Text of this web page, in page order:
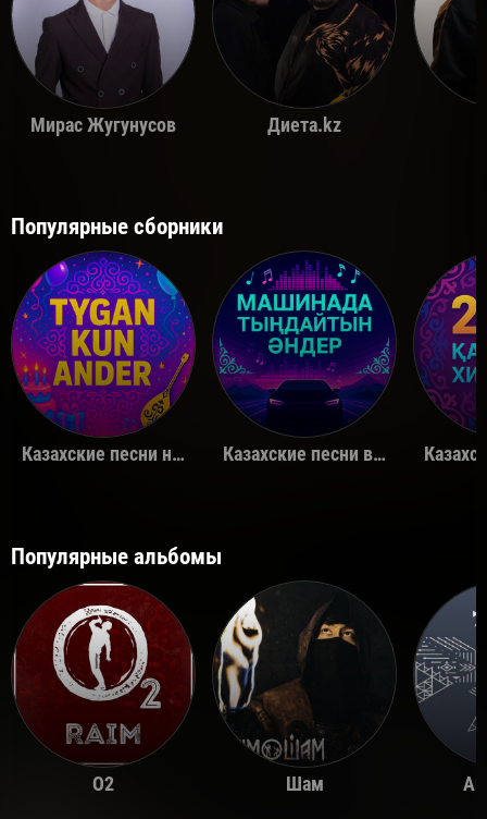
Мирас Жугунусов Диета.kz
Популярные сборники
Казахские песни на день рождения Казахские песни в машину
Популярные альбомы
O2 Шам